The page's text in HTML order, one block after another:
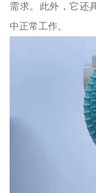
需求。此外，它还
中正常工作。